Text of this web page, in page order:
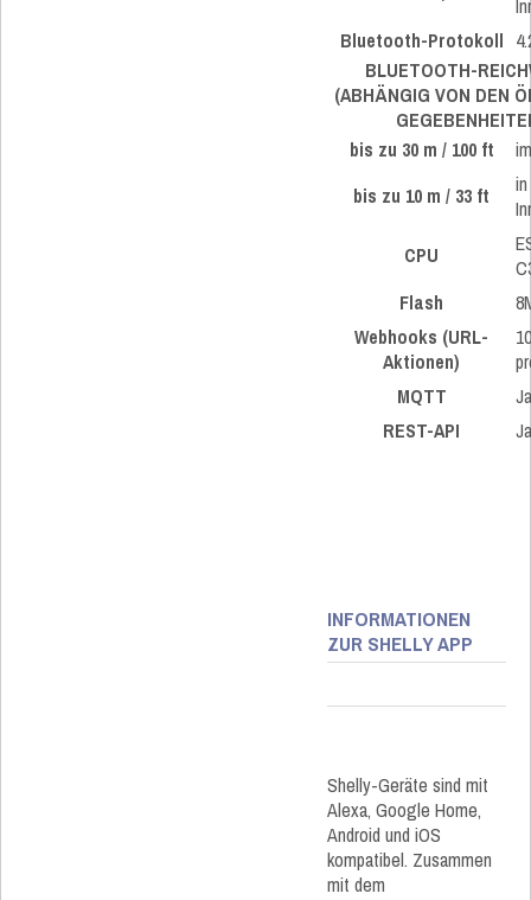
Bluetooth-Protokoll
BLUETOOTH-
(ABHÄNGIG VON DEN
bis zu 30 m / 100 ft
bis zu 10 m / 33 ft
in
CPU
Flash
Webhooks (URL-
Aktionen)
MQTT
Ja
REST-API
Ja
INFORMATIONEN
ZUR SHELLY APP
Shelly-Geräte sind mit
Alexa, Google Home,
Android und iOS
kompatibel. Zusammen
mit dem